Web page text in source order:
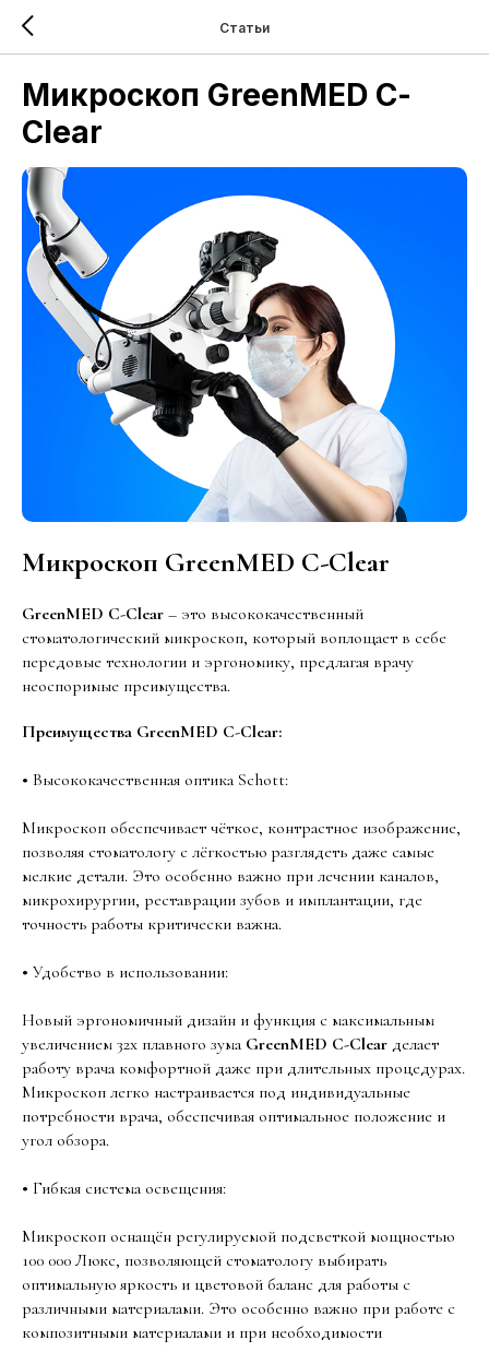
Статьи
Микроскоп GreenMED С-
Clear
Микроскоп GreenMED С-Clear
GreenMED С-Clear – это высококачественный
стоматологический микроскоп, который воплощает в себе
передовые технологии и эргономику, предлагая врачу
неоспоримые преимущества.
Преимущества GreenMED С-Clear:
• Высококачественная оптика Schott:
Микроскоп обеспечивает чёткое, контрастное изображение,
позволяя стоматологу с лёгкостью разглядеть даже самые
мелкие детали. Это особенно важно при лечении каналов,
микрохирургии, реставрации зубов и имплантации, где
точность работы критически важна.
• Удобство в использовании:
Новый эргономичный дизайн и функция с максимальным
увеличением 32х плавного зумаGreenMED С-Clear делает
работу врача комфортной даже при длительных процедурах.
Микроскоп легко настраивается под индивидуальные
потребности врача, обеспечивая оптимальное положение и
угол обзора.
• Гибкая система освещения:
Микроскоп оснащён регулируемой подсветкой мощностью
100 000 Люкс, позволяющей стоматологу выбирать
оптимальную яркость и цветовой баланс для работы с
различными материалами. Это особенно важно при работе с
композитными материалами и при необходимости